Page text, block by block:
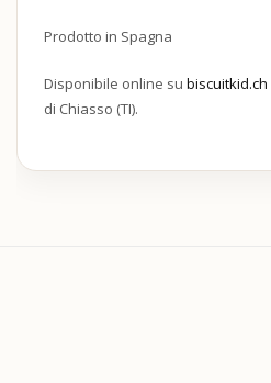
Prodotto in Spagna
Disponibile online su biscuitkid.ch
di Chiasso (TI).